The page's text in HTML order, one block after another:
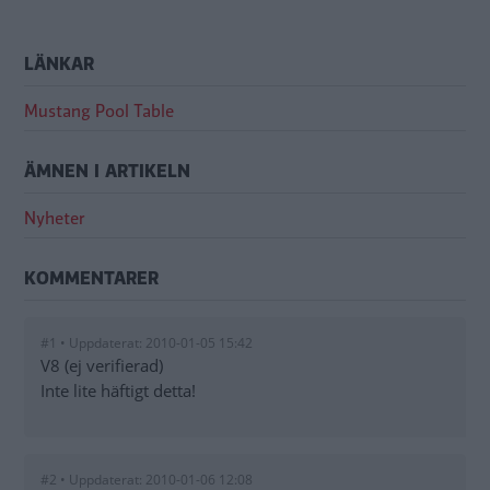
LÄNKAR
Mustang Pool Table
ÄMNEN I ARTIKELN
Nyheter
KOMMENTARER
#1 • Uppdaterat: 2010-01-05 15:42
V8 (ej verifierad)
Inte lite häftigt detta!
#2 • Uppdaterat: 2010-01-06 12:08